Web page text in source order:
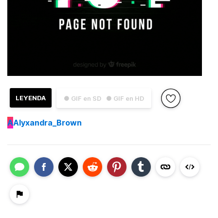
● GIF en SD ● GIF en HD
LEYENDA
AAlyxandra_Brown